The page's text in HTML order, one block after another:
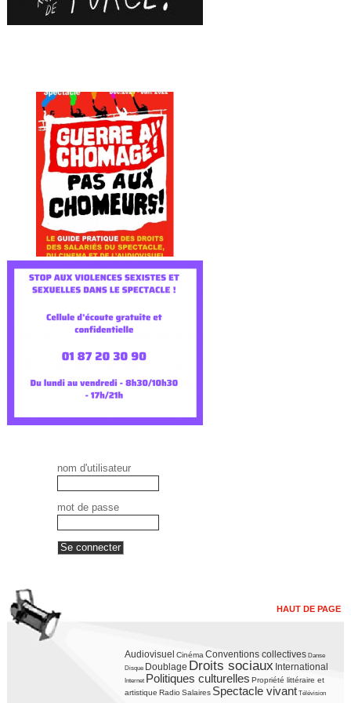
nom d'utilisateur
mot de passe
HAUT DE PAGE
Audiovisuel Cinéma Conventions collectives Danse
Disque Doublage Droits sociaux International
Internet Politiques culturelles Propriété littéraire et
artistique Radio Salaires Spectacle vivant Télévision